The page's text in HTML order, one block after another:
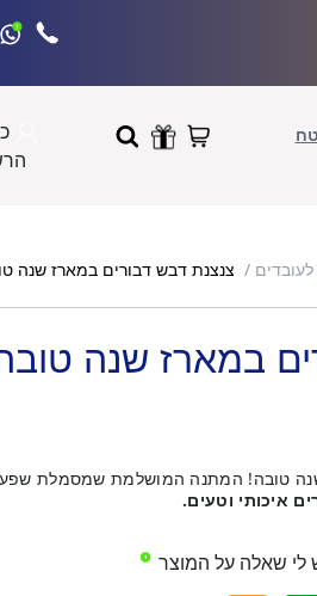
צנצנת דבש דבורים במארז שנה
במארז שנה
טובה! המתנה המושלמת שמסמלת
איכותי וטעים.
לי שאלה על המוצר